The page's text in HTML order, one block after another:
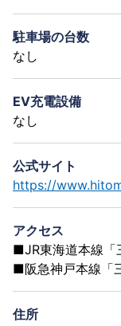
駐車場の台数
なし
EV充電設備
なし
公式サイト
https://
アクセス
■JR東海道本線「
■阪急神戸本線「
住所